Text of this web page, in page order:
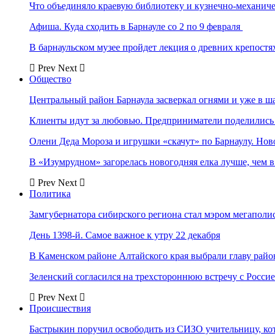
Что объединяло краевую библиотеку и кузнечно-
Афиша. Куда сходить в Барнауле со 2 по 9 февраля
В барнаульском музее пройдет лекция о древних
Prev Next
Общество
Центральный район Барнаула засверкал огнями и уже в
Клиенты идут за любовью. Предприниматели поделились
Олени Деда Мороза и игрушки «скачут» по Барнаулу.
В «Изумрудном» загорелась новогодняя елка лучше, чем
Prev Next
Политика
Замгубернатора сибирского региона стал мэром
День 1398-й. Самое важное к утру 22 декабря
В Каменском районе Алтайского края выбрали главу
Зеленский согласился на трехстороннюю встречу с
Prev Next
Происшествия
Бастрыкин поручил освободить из СИЗО учительницу,